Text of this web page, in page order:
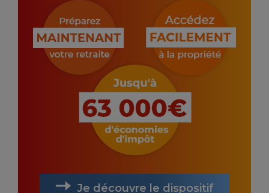
Je découvre le dispositif